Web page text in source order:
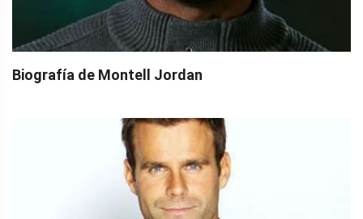
Biografía de Montell Jordan